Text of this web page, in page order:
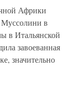
Африки
в
в Итальянской
завоеванная
значительно